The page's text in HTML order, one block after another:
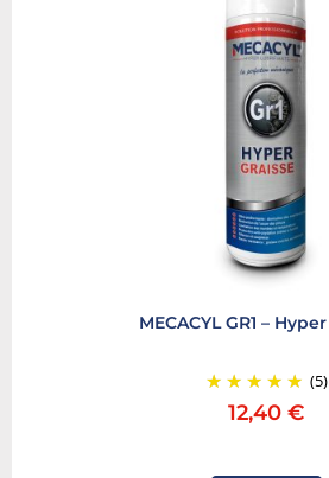
MECACYL GR1 –
(5)
12,40 €